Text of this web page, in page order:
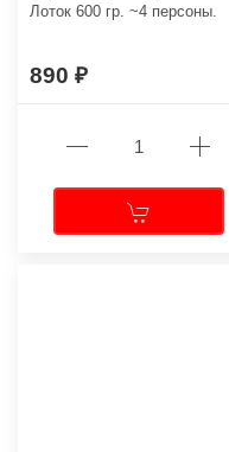
Лоток 600 гр. ~4 персоны.
890